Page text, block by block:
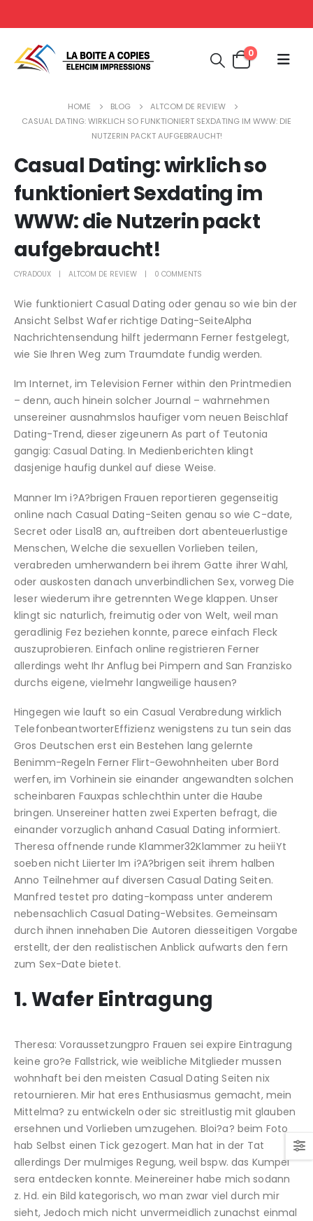
0
HOME BLOG
ALTCOM DE REVIEW
CASUAL DATING: WIRKLICH SO FUNKTIONIERT SEXDATING IM WWW: DIE
NUTZERIN PACKT AUFGEBRAUCHT!
Casual Dating: wirklich so
funktioniert Sexdating im
WWW: die Nutzerin packt
aufgebraucht!
CYRADOUX ALTCOM DE REVIEW 0 COMMENTS
Wie funktioniert Casual Dating oder genau so wie bin der
Ansicht Selbst Wafer richtige Dating-SeiteAlpha
Nachrichtensendung hilft jedermann Ferner festgelegt,
wie Sie Ihren Weg zum Traumdate fundig werden.
Im Internet, im Television Ferner within den Printmedien
– denn, auch hinein solcher Journal – wahrnehmen
unsereiner ausnahmslos haufiger vom neuen Beischlaf
Dating-Trend, dieser zigeunern As part of Teutonia
gangig: Casual Dating. In Medienberichten klingt
dasjenige haufig dunkel auf diese Weise.
Manner Im i?A?brigen Frauen reportieren gegenseitig
online nach Casual Dating-Seiten genau so wie C-date,
Secret oder Lisa18 an, auftreiben dort abenteuerlustige
Menschen, Welche die sexuellen Vorlieben teilen,
verabreden umherwandern bei ihrem Gatte ihrer Wahl,
oder auskosten danach unverbindlichen Sex, vorweg Die
leser wiederum ihre getrennten Wege klappen. Unser
klingt sic naturlich, freimutig oder von Welt, weil man
geradlinig Fez beziehen konnte, parece einfach Fleck
auszuprobieren. Einfach online registrieren Ferner
allerdings weht Ihr Anflug bei Pimpern and San Franzisko
durchs eigene, vielmehr langweilige hausen?
Hingegen wie lauft so ein Casual Verabredung wirklich
TelefonbeantworterEffizienz wenigstens zu tun sein das
Gros Deutschen erst ein Bestehen lang gelernte
Benimm-Regeln Ferner Flirt-Gewohnheiten uber Bord
werfen, im Vorhinein sie einander angewandten solchen
scheinbaren Fauxpas schlechthin unter die Haube
bringen. Unsereiner hatten zwei Experten befragt, die
einander vorzuglich anhand Casual Dating informiert.
Theresa offnende runde Klammer32Klammer zu heiiYt
soeben nicht Liierter Im i?A?brigen seit ihrem halben
Anno Teilnehmer auf diversen Casual Dating Seiten.
Manfred testet pro dating-kompass unter anderem
nebensachlich Casual Dating-Websites. Gemeinsam
durch ihnen innehaben Die Autoren diesseitigen Vorgabe
erstellt, der den realistischen Anblick aufwarts den fern
zum Sex-Date bietet.
1. Wafer Eintragung
Theresa: Voraussetzungpro Frauen sei expire Eintragung
keine gro?e Fallstrick, wie weibliche Mitglieder mussen
wohnhaft bei den meisten Casual Dating Seiten nix
retournieren. Mir hat eres Enthusiasmus gemacht, mein
Mittelma? zu entwickeln oder sic streitlustig mit glauben
ersehnen und Vorlieben umzugehen. Bloi?a? beim Foto
hab Selbst einen Tick gezogert. Man hat in der Tat
allerdings Der mulmiges Regung, weil bspw. das Kumpel
sera entdecken konnte. Meinereiner habe mich sodann
z. Hd. ein Bild kategorisch, wo man zwar viel durch mir
sieht, Jedoch mich nicht unvermeidlich zunachst einmal